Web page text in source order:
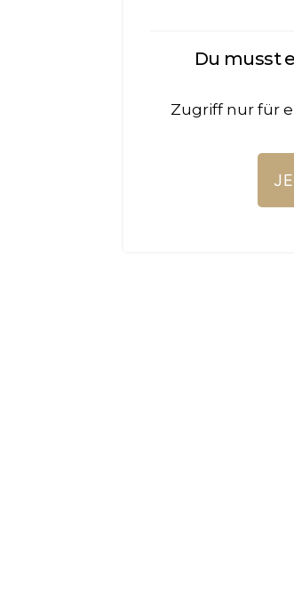
Du musst
Zugriff nur für